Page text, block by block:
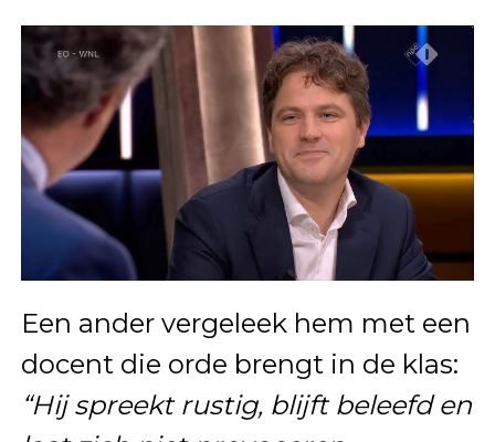
Een ander vergeleek hem met een
docent die orde brengt in de klas:
“Hij spreekt rustig, blijft beleefd en